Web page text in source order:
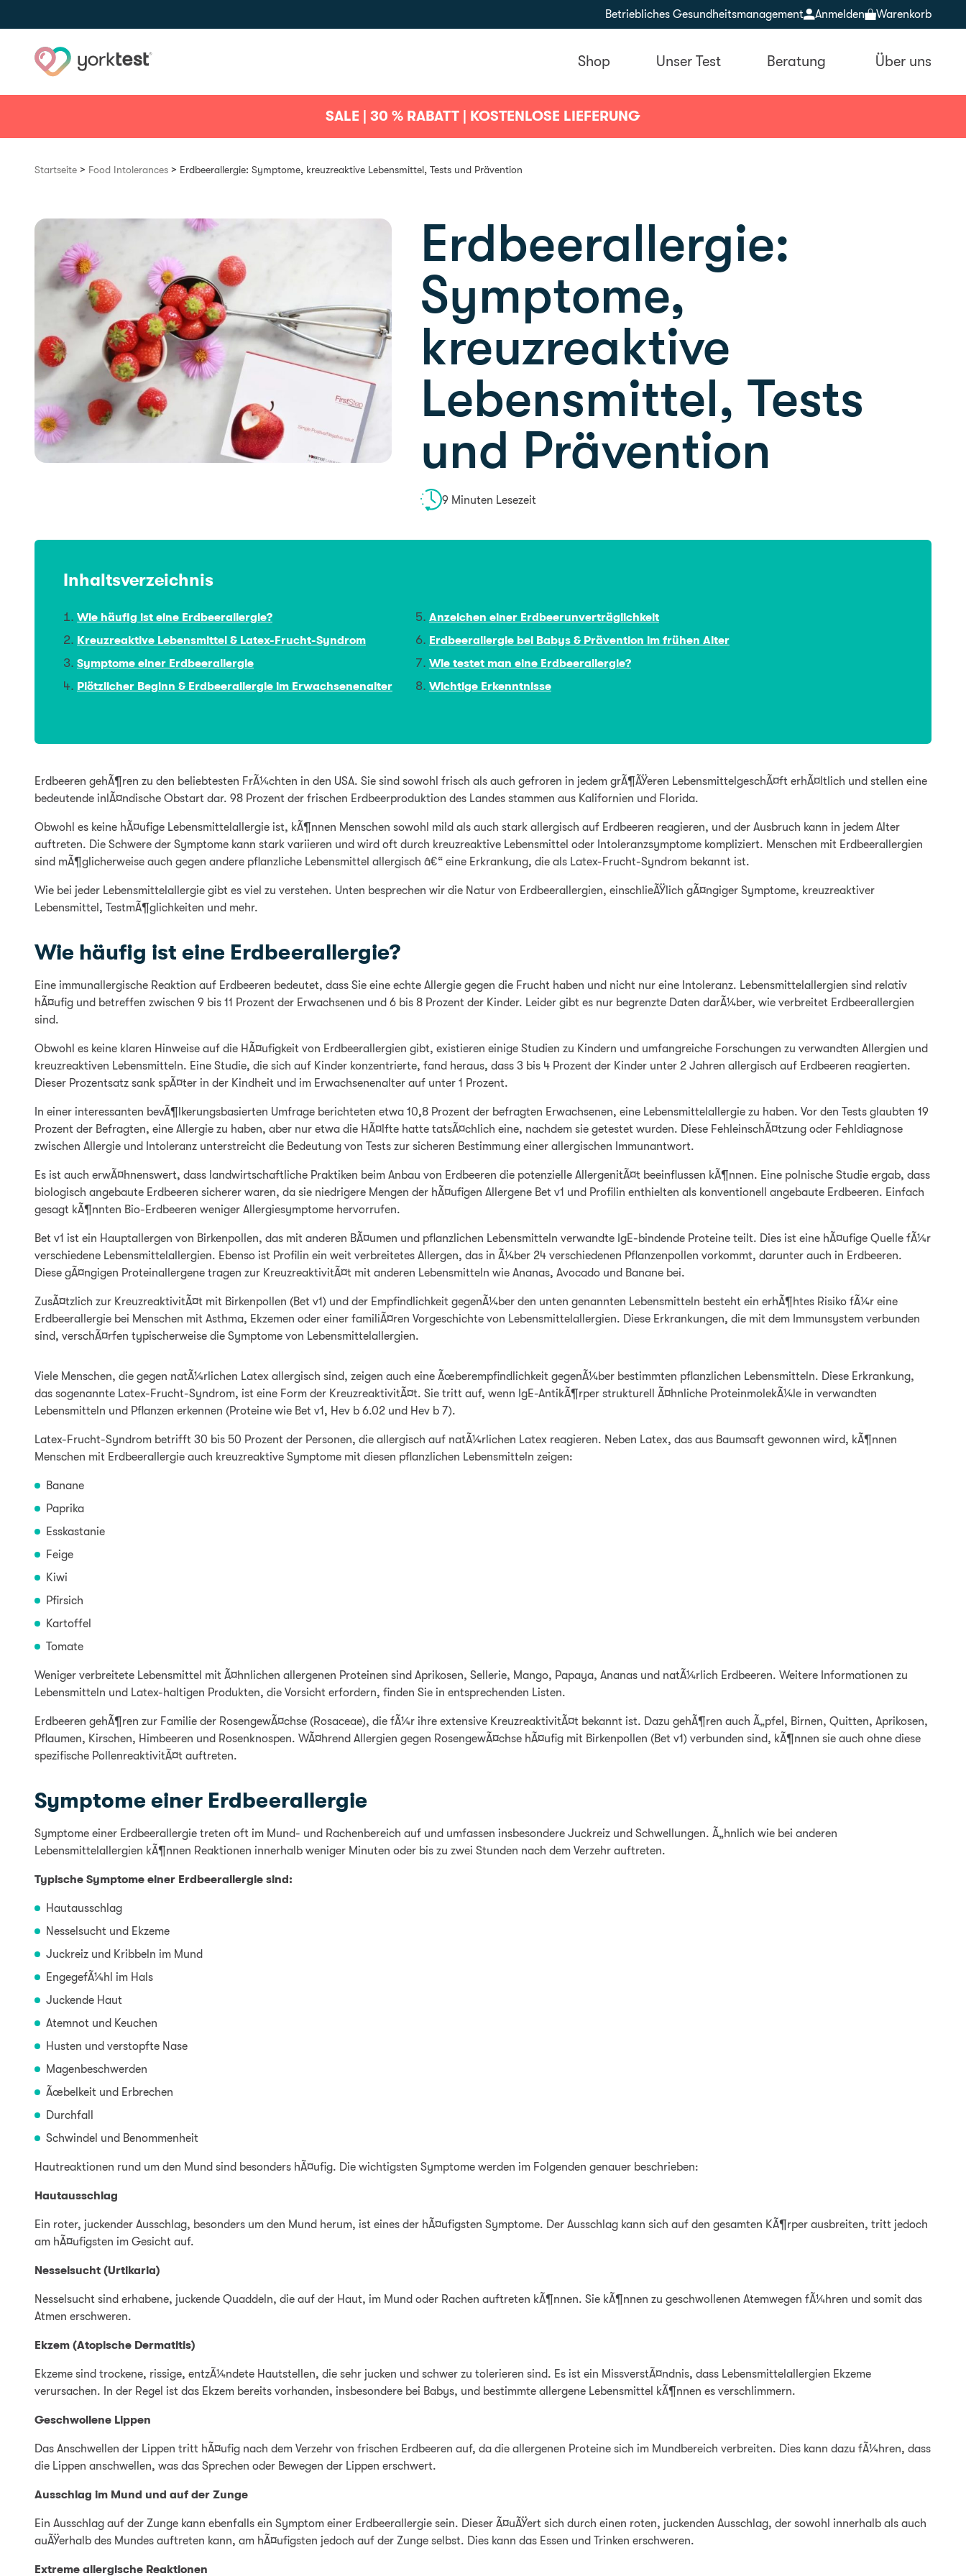
Betriebliches Gesundheitsmanagement Anmelden Warenkorb
Shop Unser Test Beratung Über uns
SALE | 30 % RABATT | KOSTENLOSE LIEFERUNG
Startseite > Food Intolerances > Erdbeerallergie: Symptome, kreuzreaktive Lebensmittel, Tests und Prävention
Erdbeerallergie:
Symptome,
kreuzreaktive
Lebensmittel, Tests
und Prävention
9 Minuten Lesezeit
Inhaltsverzeichnis
Wie häufig ist eine Erdbeerallergie?
Kreuzreaktive Lebensmittel & Latex-Frucht-Syndrom
Symptome einer Erdbeerallergie
Plötzlicher Beginn & Erdbeerallergie im Erwachsenenalter
Anzeichen einer Erdbeerunverträglichkeit
Erdbeerallergie bei Babys & Prävention im frühen Alter
Wie testet man eine Erdbeerallergie?
Wichtige Erkenntnisse
Erdbeeren gehÃ¶ren zu den beliebtesten FrÃ¼chten in den USA. Sie sind sowohl frisch als auch gefroren in jedem grÃ¶ÃŸeren LebensmittelgeschÃ¤ft erhÃ¤ltlich und stellen eine
bedeutende inlÃ¤ndische Obstart dar. 98 Prozent der frischen Erdbeerproduktion des Landes stammen aus Kalifornien und Florida.
Obwohl es keine hÃ¤ufige Lebensmittelallergie ist, kÃ¶nnen Menschen sowohl mild als auch stark allergisch auf Erdbeeren reagieren, und der Ausbruch kann in jedem Alter
auftreten. Die Schwere der Symptome kann stark variieren und wird oft durch kreuzreaktive Lebensmittel oder Intoleranzsymptome kompliziert. Menschen mit Erdbeerallergien
sind mÃ¶glicherweise auch gegen andere pflanzliche Lebensmittel allergisch â€“ eine Erkrankung, die als Latex-Frucht-Syndrom bekannt ist.
Wie bei jeder Lebensmittelallergie gibt es viel zu verstehen. Unten besprechen wir die Natur von Erdbeerallergien, einschlieÃŸlich gÃ¤ngiger Symptome, kreuzreaktiver
Lebensmittel, TestmÃ¶glichkeiten und mehr.
Wie häufig ist eine Erdbeerallergie?
Eine immunallergische Reaktion auf Erdbeeren bedeutet, dass Sie eine echte Allergie gegen die Frucht haben und nicht nur eine Intoleranz. Lebensmittelallergien sind relativ
hÃ¤ufig und betreffen zwischen 9 bis 11 Prozent der Erwachsenen und 6 bis 8 Prozent der Kinder. Leider gibt es nur begrenzte Daten darÃ¼ber, wie verbreitet Erdbeerallergien
sind.
Obwohl es keine klaren Hinweise auf die HÃ¤ufigkeit von Erdbeerallergien gibt, existieren einige Studien zu Kindern und umfangreiche Forschungen zu verwandten Allergien und
kreuzreaktiven Lebensmitteln. Eine Studie, die sich auf Kinder konzentrierte, fand heraus, dass 3 bis 4 Prozent der Kinder unter 2 Jahren allergisch auf Erdbeeren reagierten.
Dieser Prozentsatz sank spÃ¤ter in der Kindheit und im Erwachsenenalter auf unter 1 Prozent.
In einer interessanten bevÃ¶lkerungsbasierten Umfrage berichteten etwa 10,8 Prozent der befragten Erwachsenen, eine Lebensmittelallergie zu haben. Vor den Tests glaubten 19
Prozent der Befragten, eine Allergie zu haben, aber nur etwa die HÃ¤lfte hatte tatsÃ¤chlich eine, nachdem sie getestet wurden. Diese FehleinschÃ¤tzung oder Fehldiagnose
zwischen Allergie und Intoleranz unterstreicht die Bedeutung von Tests zur sicheren Bestimmung einer allergischen Immunantwort.
Es ist auch erwÃ¤hnenswert, dass landwirtschaftliche Praktiken beim Anbau von Erdbeeren die potenzielle AllergenitÃ¤t beeinflussen kÃ¶nnen. Eine polnische Studie ergab, dass
biologisch angebaute Erdbeeren sicherer waren, da sie niedrigere Mengen der hÃ¤ufigen Allergene Bet v1 und Profilin enthielten als konventionell angebaute Erdbeeren. Einfach
gesagt kÃ¶nnten Bio-Erdbeeren weniger Allergiesymptome hervorrufen.
Bet v1 ist ein Hauptallergen von Birkenpollen, das mit anderen BÃ¤umen und pflanzlichen Lebensmitteln verwandte IgE-bindende Proteine teilt. Dies ist eine hÃ¤ufige Quelle fÃ¼r
verschiedene Lebensmittelallergien. Ebenso ist Profilin ein weit verbreitetes Allergen, das in Ã¼ber 24 verschiedenen Pflanzenpollen vorkommt, darunter auch in Erdbeeren.
Diese gÃ¤ngigen Proteinallergene tragen zur KreuzreaktivitÃ¤t mit anderen Lebensmitteln wie Ananas, Avocado und Banane bei.
ZusÃ¤tzlich zur KreuzreaktivitÃ¤t mit Birkenpollen (Bet v1) und der Empfindlichkeit gegenÃ¼ber den unten genannten Lebensmitteln besteht ein erhÃ¶htes Risiko fÃ¼r eine
Erdbeerallergie bei Menschen mit Asthma, Ekzemen oder einer familiÃ¤ren Vorgeschichte von Lebensmittelallergien. Diese Erkrankungen, die mit dem Immunsystem verbunden
sind, verschÃ¤rfen typischerweise die Symptome von Lebensmittelallergien.
Viele Menschen, die gegen natÃ¼rlichen Latex allergisch sind, zeigen auch eine Ãœberempfindlichkeit gegenÃ¼ber bestimmten pflanzlichen Lebensmitteln. Diese Erkrankung,
das sogenannte Latex-Frucht-Syndrom, ist eine Form der KreuzreaktivitÃ¤t. Sie tritt auf, wenn IgE-AntikÃ¶rper strukturell Ã¤hnliche ProteinmolekÃ¼le in verwandten
Lebensmitteln und Pflanzen erkennen (Proteine wie Bet v1, Hev b 6.02 und Hev b 7).
Latex-Frucht-Syndrom betrifft 30 bis 50 Prozent der Personen, die allergisch auf natÃ¼rlichen Latex reagieren. Neben Latex, das aus Baumsaft gewonnen wird, kÃ¶nnen
Menschen mit Erdbeerallergie auch kreuzreaktive Symptome mit diesen pflanzlichen Lebensmitteln zeigen:
Banane
Paprika
Esskastanie
Feige
Kiwi
Pfirsich
Kartoffel
Tomate
Weniger verbreitete Lebensmittel mit Ã¤hnlichen allergenen Proteinen sind Aprikosen, Sellerie, Mango, Papaya, Ananas und natÃ¼rlich Erdbeeren. Weitere Informationen zu
Lebensmitteln und Latex-haltigen Produkten, die Vorsicht erfordern, finden Sie in entsprechenden Listen.
Erdbeeren gehÃ¶ren zur Familie der RosengewÃ¤chse (Rosaceae), die fÃ¼r ihre extensive KreuzreaktivitÃ¤t bekannt ist. Dazu gehÃ¶ren auch Ã„pfel, Birnen, Quitten, Aprikosen,
Pflaumen, Kirschen, Himbeeren und Rosenknospen. WÃ¤hrend Allergien gegen RosengewÃ¤chse hÃ¤ufig mit Birkenpollen (Bet v1) verbunden sind, kÃ¶nnen sie auch ohne diese
spezifische PollenreaktivitÃ¤t auftreten.
Symptome einer Erdbeerallergie
Symptome einer Erdbeerallergie treten oft im Mund- und Rachenbereich auf und umfassen insbesondere Juckreiz und Schwellungen. Ã„hnlich wie bei anderen
Lebensmittelallergien kÃ¶nnen Reaktionen innerhalb weniger Minuten oder bis zu zwei Stunden nach dem Verzehr auftreten.
Typische Symptome einer Erdbeerallergie sind:
Hautausschlag
Nesselsucht und Ekzeme
Juckreiz und Kribbeln im Mund
EngegefÃ¼hl im Hals
Juckende Haut
Atemnot und Keuchen
Husten und verstopfte Nase
Magenbeschwerden
Ãœbelkeit und Erbrechen
Durchfall
Schwindel und Benommenheit
Hautreaktionen rund um den Mund sind besonders hÃ¤ufig. Die wichtigsten Symptome werden im Folgenden genauer beschrieben:
Hautausschlag
Ein roter, juckender Ausschlag, besonders um den Mund herum, ist eines der hÃ¤ufigsten Symptome. Der Ausschlag kann sich auf den gesamten KÃ¶rper ausbreiten, tritt jedoch
am hÃ¤ufigsten im Gesicht auf.
Nesselsucht (Urtikaria)
Nesselsucht sind erhabene, juckende Quaddeln, die auf der Haut, im Mund oder Rachen auftreten kÃ¶nnen. Sie kÃ¶nnen zu geschwollenen Atemwegen fÃ¼hren und somit das
Atmen erschweren.
Ekzem (Atopische Dermatitis)
Ekzeme sind trockene, rissige, entzÃ¼ndete Hautstellen, die sehr jucken und schwer zu tolerieren sind. Es ist ein MissverstÃ¤ndnis, dass Lebensmittelallergien Ekzeme
verursachen. In der Regel ist das Ekzem bereits vorhanden, insbesondere bei Babys, und bestimmte allergene Lebensmittel kÃ¶nnen es verschlimmern.
Geschwollene Lippen
Das Anschwellen der Lippen tritt hÃ¤ufig nach dem Verzehr von frischen Erdbeeren auf, da die allergenen Proteine sich im Mundbereich verbreiten. Dies kann dazu fÃ¼hren, dass
die Lippen anschwellen, was das Sprechen oder Bewegen der Lippen erschwert.
Ausschlag im Mund und auf der Zunge
Ein Ausschlag auf der Zunge kann ebenfalls ein Symptom einer Erdbeerallergie sein. Dieser Ã¤uÃŸert sich durch einen roten, juckenden Ausschlag, der sowohl innerhalb als auch
auÃŸerhalb des Mundes auftreten kann, am hÃ¤ufigsten jedoch auf der Zunge selbst. Dies kann das Essen und Trinken erschweren.
Extreme allergische Reaktionen